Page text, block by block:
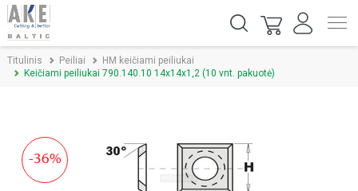
Titulinis Peiliai
HM keičiami peiliukai
Keičiami peiliukai 790.140.10 14x14x1,2 (10 vnt. pakuotė)
-36%